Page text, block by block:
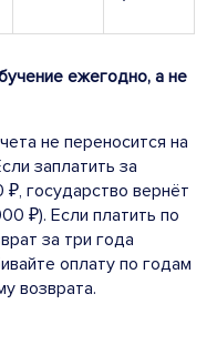
ежегодно, а не
не переносится на
заплатить за
государство вернёт
₽). Если платить по
за три года
оплату по годам
возврата.